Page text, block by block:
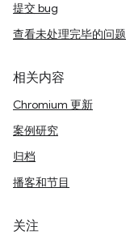
提交 bug
查看未处理完毕的问题
相关内容
Chromium 更新
案例研究
归档
播客和节目
关注